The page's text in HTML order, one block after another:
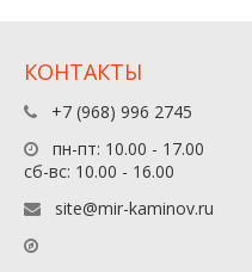
КОНТАКТЫ
+7 (968) 996 2745
пн-пт: 10.00 - 17.00
сб-вс: 10.00 - 16.00
site@mir-kaminov.ru